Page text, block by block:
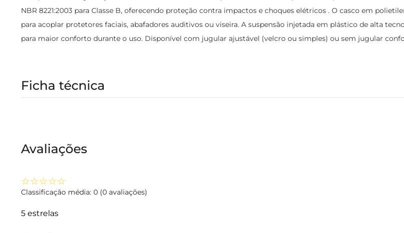
NBR 8221:2003 para Classe B, oferecendo proteção contra impactos e choques elétricos . O casco em
para acoplar protetores faciais, abafadores auditivos ou viseira. A suspensão injetada em plástico de alta
para maior conforto durante o uso. Disponível com jugular ajustável (velcro ou simples) ou sem jugular
Ficha técnica
Avaliações
☆☆☆☆☆
Classificação média: 0 (0 avaliações)
5 estrelas